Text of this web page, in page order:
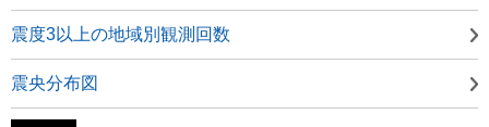
震度3以上の地域別観測回数
震央分布図